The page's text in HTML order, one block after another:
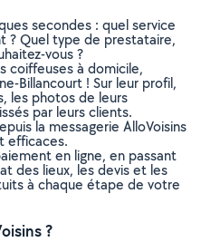
secondes : quel service
? Quel type de prestataire,
vous ?
coiffeuses à domicile,
Billancourt ! Sur leur profil,
les photos de leurs
par leurs clients.
la messagerie AlloVoisins
efficaces.
en ligne, en passant
des lieux, les devis et les
à chaque étape de votre
?